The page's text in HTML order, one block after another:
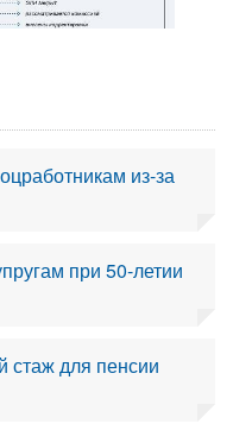
из-за
при 50-летии
стаж для пенсии